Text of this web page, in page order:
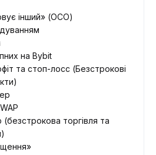
інший» (ОСО)
на Bybit
та стоп-лосс (Безстрокові
торгівля та